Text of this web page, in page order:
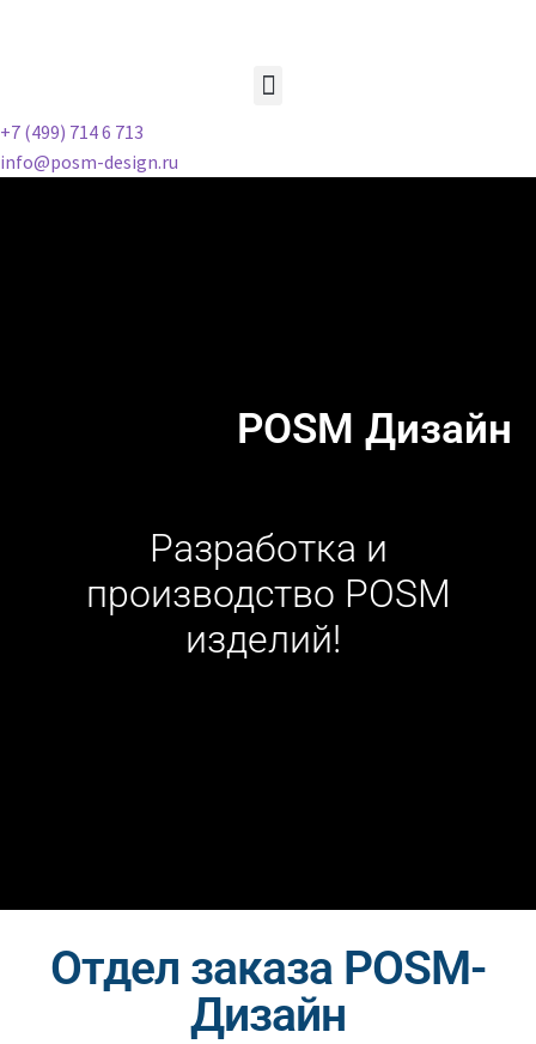
+7 (499) 714 6 713
info@posm-design.ru
POSM Дизайн
Разработка и
производство POSM
изделий!
Отдел заказа POSM-
Дизайн